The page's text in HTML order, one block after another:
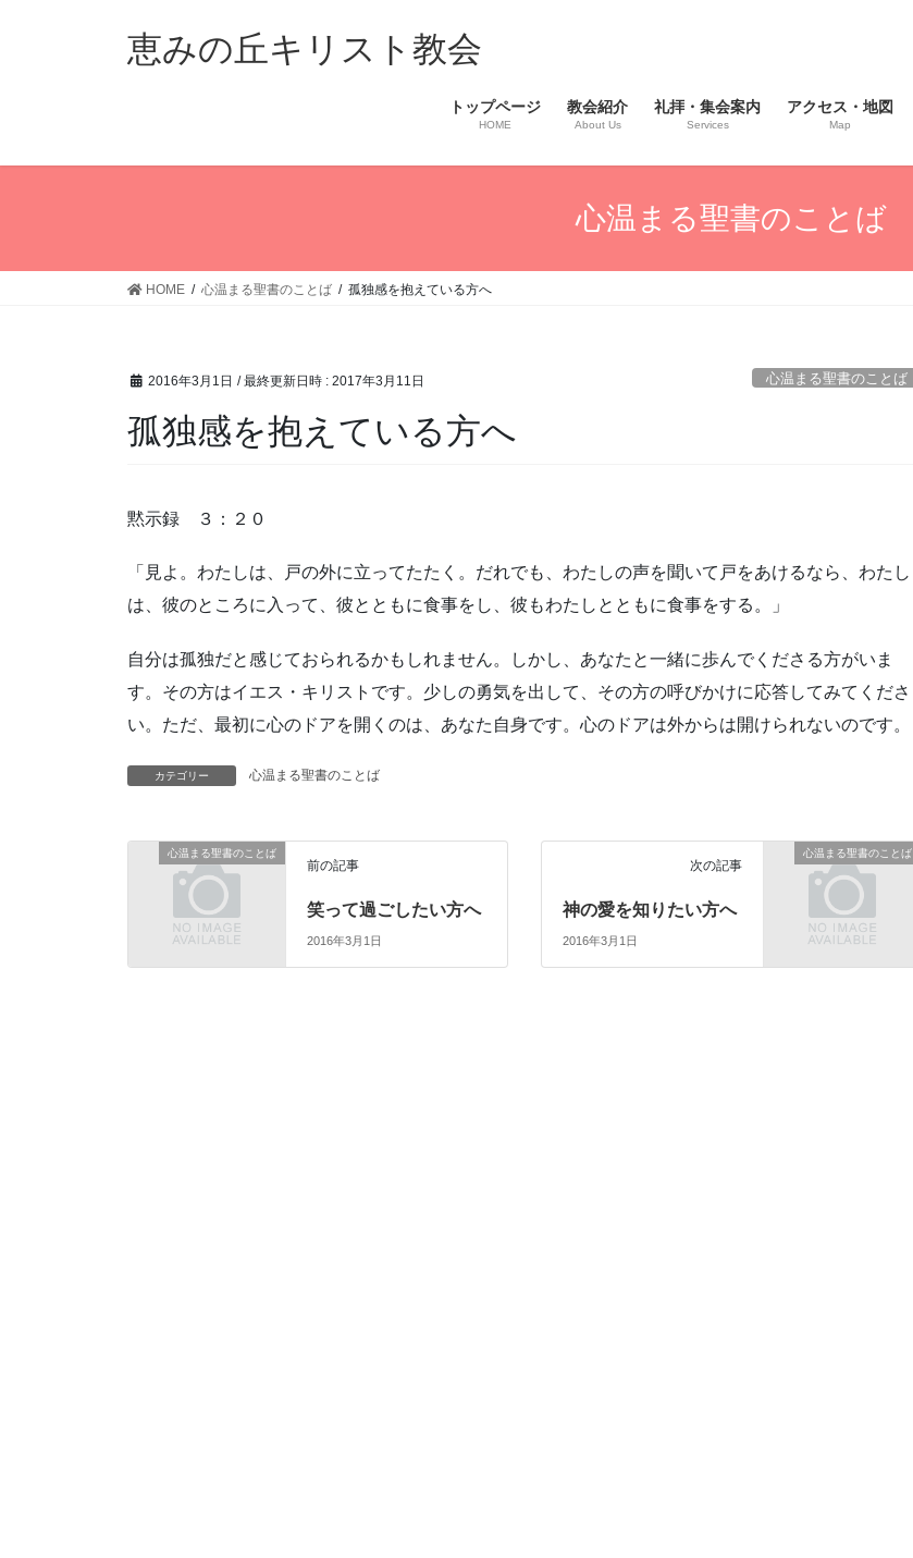
ス
ン
恵みの丘キリスト教会
トップページ
HOME
教会紹介
About Us
礼拝・集会案内
Services
アクセス・地図
Map
心温まる聖書のことば
HOME 心温まる聖書のことば 孤独感を抱えている方へ
2016年3月1日 / 最終更新日時 : 2017年3月11日 心温まる聖書のことば
孤独感を抱えている方へ
黙示録 ３：２０
「見よ。わたしは、戸の外に立ってたたく。だれでも、わたしの声を聞いて戸をあけるなら、わたし
は、彼のところに入って、彼とともに食事をし、彼もわたしとともに食事をする。」
自分は孤独だと感じておられるかもしれません。しかし、あなたと一緒に歩んでくださる方がいま
す。その方はイエス・キリストです。少しの勇気を出して、その方の呼びかけに応答してみてくださ
い。ただ、最初に心のドアを開くのは、あなた自身です。心のドアは外からは開けられないのです。
カテゴリー 心温まる聖書のことば
心温まる聖書のことば
前の記事
笑って過ごしたい方へ
2016年3月1日
心温まる聖書のことば
次の記事
神の愛を知りたい方へ
2016年3月1日